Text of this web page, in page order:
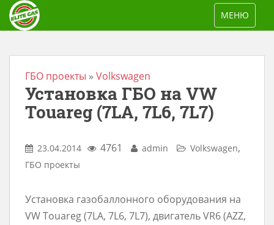
TOGGLE
МЕНЮ
ГБО проекты » Volkswagen
Установка ГБО на VW
Touareg (7LA, 7L6, 7L7)
23.04.2014 4761 admin Volkswagen,
ГБО проекты
Установка газобаллонного оборудования на
VW Touareg (7LA, 7L6, 7L7), двигатель VR6 (AZZ,